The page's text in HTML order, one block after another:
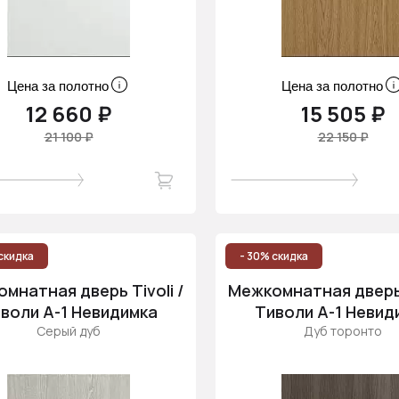
Цена за полотно
12 660 ₽
21 100 ₽
Цена за полотно
15 505 ₽
22 150 ₽
дверь Tivoli /
А-1 Невидимка
Серый дуб
- 30% скидка
Межкомнатная
Тиволи А-1
Дуб торонто